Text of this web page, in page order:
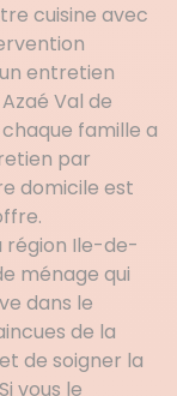
cuisine avec
entretien
Val de
famille a
par
domicile est
région Ile-de-
ménage qui
dans le
de la
de soigner la
vous le